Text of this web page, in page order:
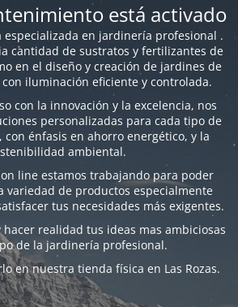
está activado
especializada en jardinería profesional .
cantidad de sustratos y fertilizantes de
en el diseño y creación de jardines de
iluminación eficiente y controlada.
con la innovación y la excelencia, nos
personalizadas para cada tipo de
con énfasis en ahorro energético, y la
ambiental.
line estamos trabajando para poder
variedad de productos especialmente
tus necesidades más exigentes.
hacer realidad tus ideas mas ambiciosas
de la jardinería profesional.
en nuestra tienda física en Las Rozas.